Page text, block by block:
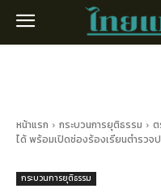
หน้าแรก กระบวนการยุติธรรม
ต
ได้ พร้อมเปิดช่องร้องเรียนตำรวจ
กระบวนการยุติธรรม